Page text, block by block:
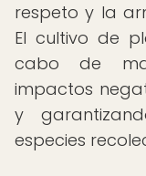
respeto y la
El cultivo de
cabo de
impactos
y
especies